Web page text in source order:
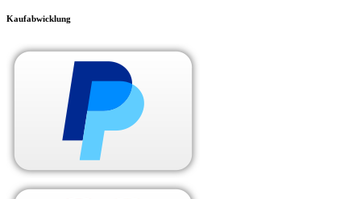
Kaufabwicklung